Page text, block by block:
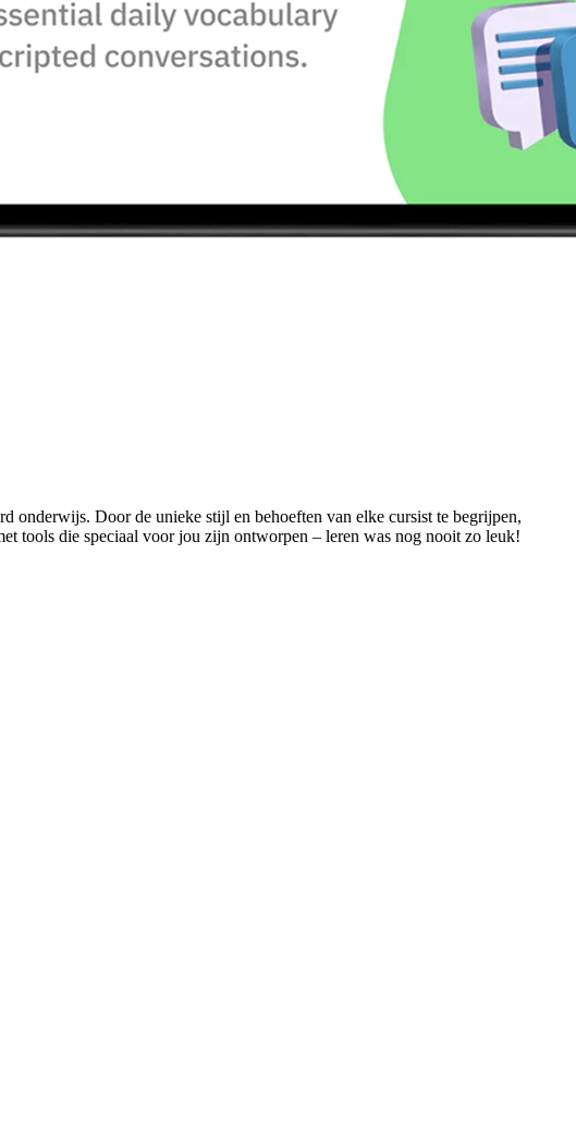
onderwijs. Door de unieke stijl en behoeften van elke cursist te begrijpen,
tools die speciaal voor jou zijn ontworpen – leren was nog nooit zo leuk!